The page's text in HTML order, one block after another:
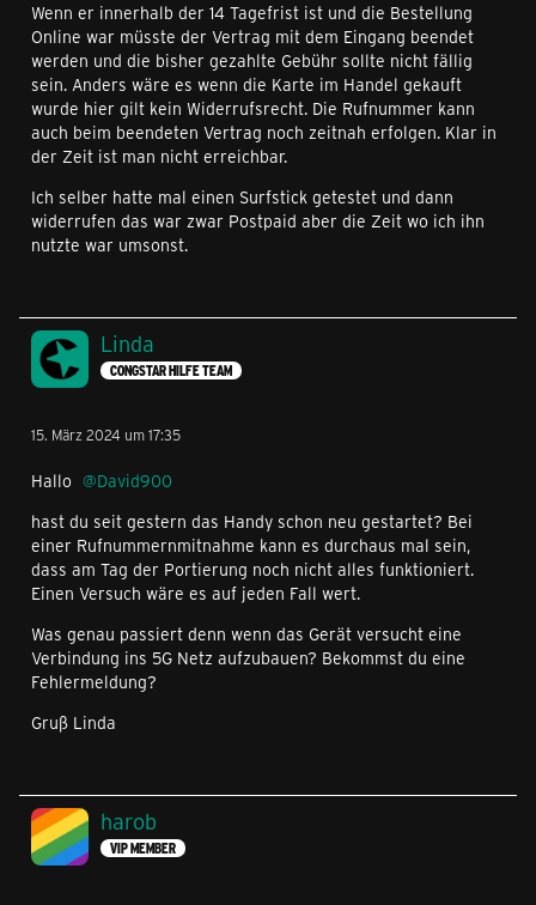
Wenn er innerhalb der 14 Tagefrist ist und die Bestellung
Online war müsste der Vertrag mit dem Eingang beendet
werden und die bisher gezahlte Gebühr sollte nicht fällig
sein. Anders wäre es wenn die Karte im Handel gekauft
wurde hier gilt kein Widerrufsrecht. Die Rufnummer kann
auch beim beendeten Vertrag noch zeitnah erfolgen. Klar in
der Zeit ist man nicht erreichbar.
Ich selber hatte mal einen Surfstick getestet und dann
widerrufen das war zwar Postpaid aber die Zeit wo ich ihn
nutzte war umsonst.
Linda
CONGSTAR HILFE TEAM
15. März 2024 um 17:35
Hallo
David900
hast du seit gestern das Handy schon neu gestartet? Bei
einer Rufnummernmitnahme kann es durchaus mal sein,
dass am Tag der Portierung noch nicht alles funktioniert.
Einen Versuch wäre es auf jeden Fall wert.
Was genau passiert denn wenn das Gerät versucht eine
Verbindung ins 5G Netz aufzubauen? Bekommst du eine
Fehlermeldung?
Gruß Linda
harob
VIP MEMBER